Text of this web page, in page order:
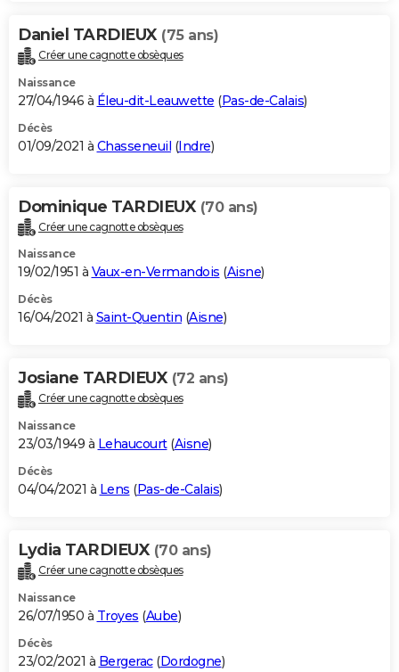
Daniel TARDIEUX (75 ans)
Créer une cagnotte obsèques
Naissance
27/04/1946 à Éleu-dit-Leauwette (Pas-de-Calais)
Décès
01/09/2021 à Chasseneuil (Indre)
Dominique TARDIEUX (70 ans)
Créer une cagnotte obsèques
Naissance
19/02/1951 à Vaux-en-Vermandois (Aisne)
Décès
16/04/2021 à Saint-Quentin (Aisne)
Josiane TARDIEUX (72 ans)
Créer une cagnotte obsèques
Naissance
23/03/1949 à Lehaucourt(Aisne)
Décès
04/04/2021 à Lens (Pas-de-Calais)
Lydia TARDIEUX (70 ans)
Créer une cagnotte obsèques
Naissance
26/07/1950 à Troyes (Aube)
Décès
23/02/2021 à Bergerac(Dordogne)